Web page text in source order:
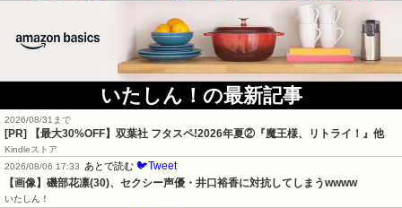
いたしん！の最新記事
2026/08/31まで
[PR] 【最大30%OFF】双葉社 フタスペ!2026年夏②『魔王様、リトライ！』他
Kindleストア
2026/08/06 17:33
あとで読む 🐦Tweet
【画像】磯部花凛(30)、セクシー声優・井口裕香に対抗してしまうwwww
いたしん！